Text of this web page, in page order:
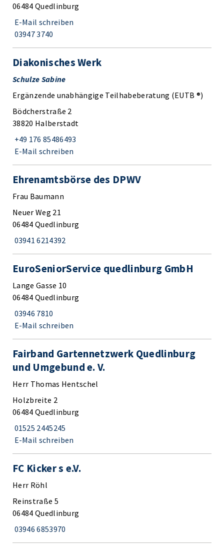
06484 Quedlinburg
E-Mail schreiben
03947 3740
Diakonisches Werk
Schulze Sabine
Ergänzende unabhängige Teilhabeberatung (EUTB ®)
Bödcherstraße 2
38820 Halberstadt
+49 176 85486493
E-Mail schreiben
Ehrenamtsbörse des DPWV
Frau Baumann
Neuer Weg 21
06484 Quedlinburg
03941 6214392
EuroSeniorService quedlinburg GmbH
Lange Gasse 10
06484 Quedlinburg
03946 7810
E-Mail schreiben
Fairband Gartennetzwerk Quedlinburg
und Umgebund e. V.
Herr Thomas Hentschel
Holzbreite 2
06484 Quedlinburg
01525 2445245
E-Mail schreiben
FC Kicker s e.V.
Herr Röhl
Reinstraße 5
06484 Quedlinburg
03946 6853970